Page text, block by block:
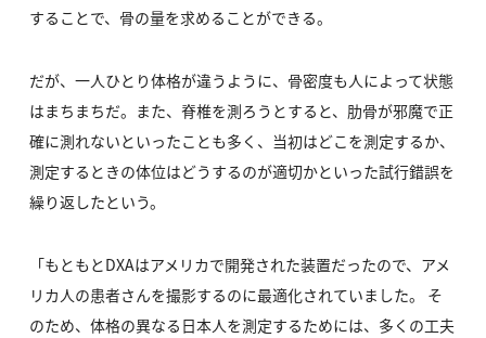
することで、骨の量を求めることができる。
だが、一人ひとり体格が違うように、骨密度も人によって状態
はまちまちだ。また、脊椎を測ろうとすると、肋骨が邪魔で正
確に測れないといったことも多く、当初はどこを測定するか、
測定するときの体位はどうするのが適切かといった試行錯誤を
繰り返したという。
「もともとDXAはアメリカで開発された装置だったので、アメ
リカ人の患者さんを撮影するのに最適化されていました。 そ
のため、体格の異なる日本人を測定するためには、多くの工夫